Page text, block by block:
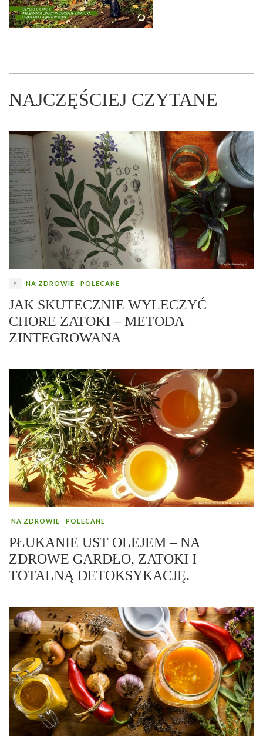
NAJCZĘŚCIEJ CZYTANE
NA ZDROWIE POLECANE
JAK SKUTECZNIE WYLECZYĆ
CHORE ZATOKI – METODA
ZINTEGROWANA
NA ZDROWIE POLECANE
PŁUKANIE UST OLEJEM – NA
ZDROWE GARDŁO, ZATOKI I
TOTALNĄ DETOKSYKACJĘ.